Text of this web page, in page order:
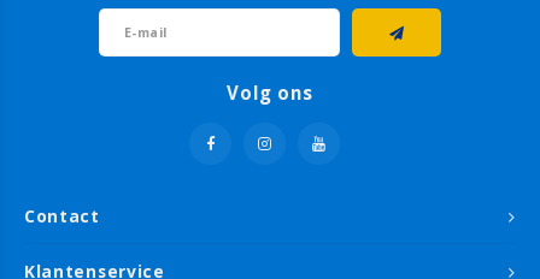
Contact
Volg ons
Klantenservice